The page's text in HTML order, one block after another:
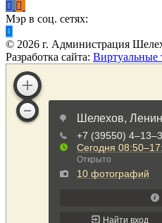
Мэр в соц. сетях:
© 2026 г. Администрация
Разработка сайта: Виртуальные